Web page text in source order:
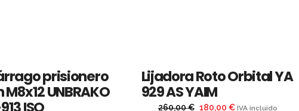
prisionero
M8x12 UNBRAKO
OFERTA
Lijadora Roto Orbital YA
929 AS YAIM
260,00€ El
180,00 €ElIVA incluido